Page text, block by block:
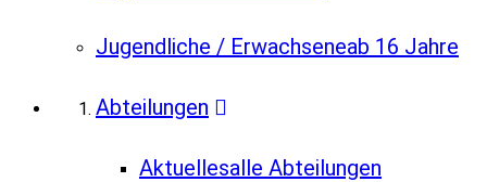
Jugendliche / Erwachseneab 16 Jahre
Abteilungen
Aktuellesalle Abteilungen